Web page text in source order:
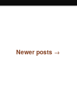
Newer posts →